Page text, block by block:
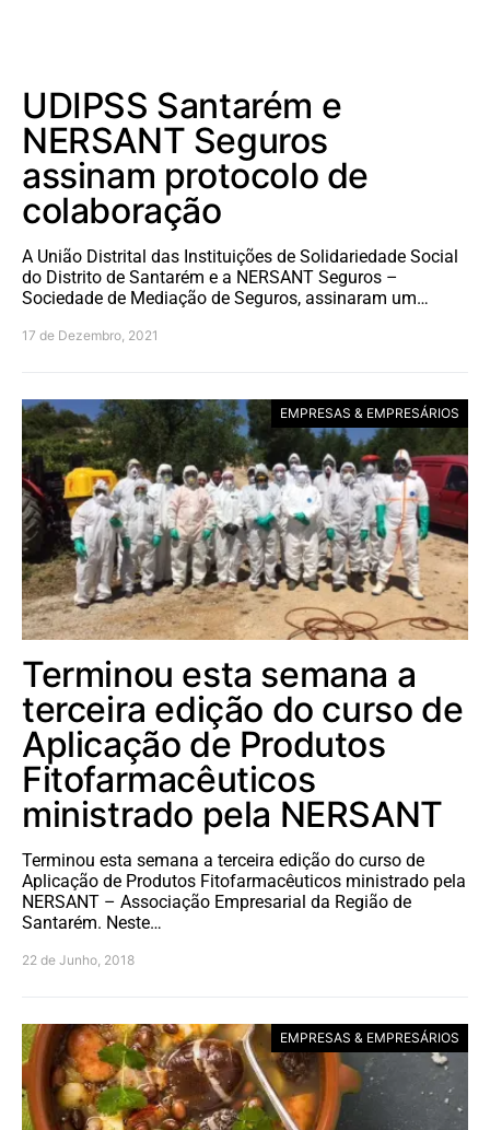
UDIPSS Santarém e
NERSANT Seguros
assinam protocolo de
colaboração
A União Distrital das Instituições de Solidariedade Social
do Distrito de Santarém e a NERSANT Seguros –
Sociedade de Mediação de Seguros, assinaram um…
17 de Dezembro, 2021
EMPRESAS & EMPRESÁRIOS
Terminou esta semana a
terceira edição do curso de
Aplicação de Produtos
Fitofarmacêuticos
ministrado pela NERSANT
Terminou esta semana a terceira edição do curso de
Aplicação de Produtos Fitofarmacêuticos ministrado pela
NERSANT – Associação Empresarial da Região de
Santarém. Neste…
22 de Junho, 2018
EMPRESAS & EMPRESÁRIOS